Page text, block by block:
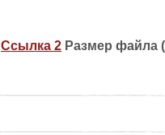
Ссылка 2 Размер файла